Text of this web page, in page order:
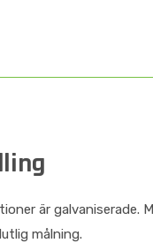
är galvaniserade.
målning.